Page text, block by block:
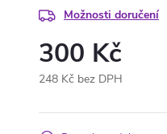
Možnosti doručení
300 Kč
248 Kč bez DPH
cena: